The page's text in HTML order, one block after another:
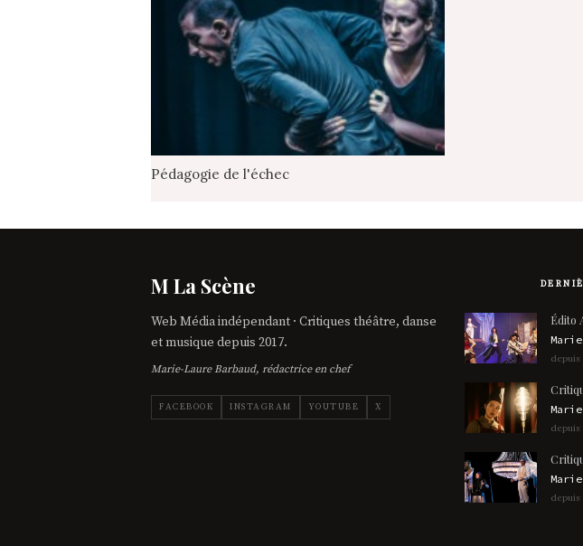
Pédagogie de l'échec
M La Scène
Web Média indépendant · Critiques théâtre, danse
et musique depuis 2017.
Marie-Laure Barbaud, rédactrice en chef
FACEBOOK INSTAGRAM YOUTUBE X
Édito
depuis
depuis
depuis